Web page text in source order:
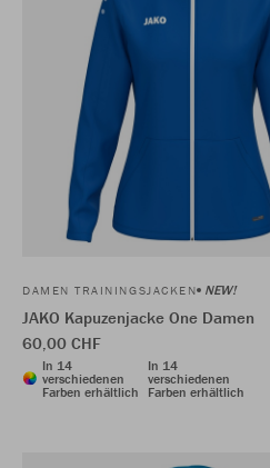
DAMEN TRAININGSJACKEN NEW!
JAKO Kapuzenjacke One Damen
60,00 CHF
In 14
verschiedenen
Farben erhältlich
In 14
verschiedenen
Farben erhältlich